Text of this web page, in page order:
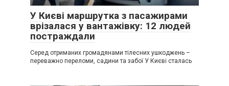
У Києві маршрутка з пасажирами
врізалася у вантажівку: 12 людей
постраждали
Серед отриманих громадянами тілесних ушкоджень –
переважно переломи, садини та забої У Києві сталась